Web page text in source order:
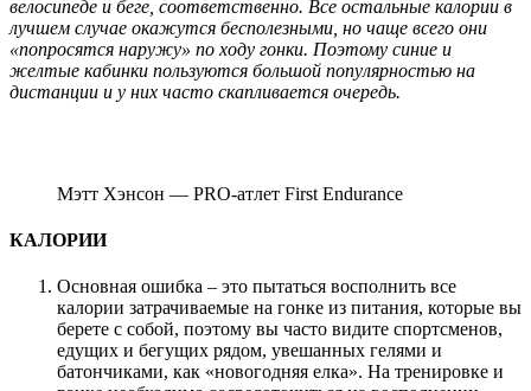
велосипеде и беге, соответственно. Все остальные калории в
лучшем случае окажутся бесполезными, но чаще всего они
«попросятся наружу» по ходу гонки. Поэтому синие и
желтые кабинки пользуются большой популярностью на
дистанции и у них часто скапливается очередь.
Мэтт Хэнсон — PRO-атлет First Endurance
КАЛОРИИ
Основная ошибка – это пытаться восполнить все
калории затрачиваемые на гонке из питания, которые вы
берете с собой, поэтому вы часто видите спортсменов,
едущих и бегущих рядом, увешанных гелями и
батончиками, как «новогодняя елка». На тренировке и